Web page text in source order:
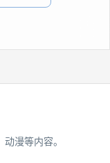
漫等内容。